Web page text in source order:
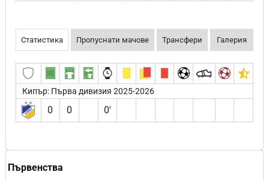
Първенства
Статистика Пропуснати мачове Трансфери Галерия
Кипър: Първа дивизия 2025-2026
0 0 0′